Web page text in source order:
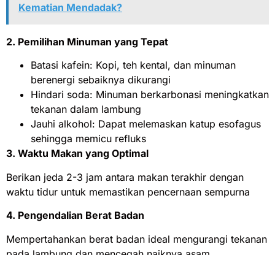
Kematian Mendadak?
2. Pemilihan Minuman yang Tepat
Batasi kafein: Kopi, teh kental, dan minuman
berenergi sebaiknya dikurangi
Hindari soda: Minuman berkarbonasi meningkatkan
tekanan dalam lambung
Jauhi alkohol: Dapat melemaskan katup esofagus
sehingga memicu refluks
3. Waktu Makan yang Optimal
Berikan jeda 2-3 jam antara makan terakhir dengan
waktu tidur untuk memastikan pencernaan sempurna
4. Pengendalian Berat Badan
Mempertahankan berat badan ideal mengurangi tekanan